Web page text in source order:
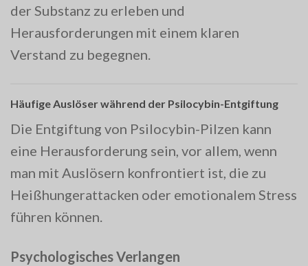
der Substanz zu erleben und
Herausforderungen mit einem klaren
Verstand zu begegnen.
Häufige Auslöser während der Psilocybin-Entgiftung
Die Entgiftung von Psilocybin-Pilzen kann
eine Herausforderung sein, vor allem, wenn
man mit Auslösern konfrontiert ist, die zu
Heißhungerattacken oder emotionalem Stress
führen können.
Psychologisches Verlangen